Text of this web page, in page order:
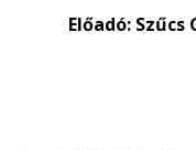
Előadó: Szűcs